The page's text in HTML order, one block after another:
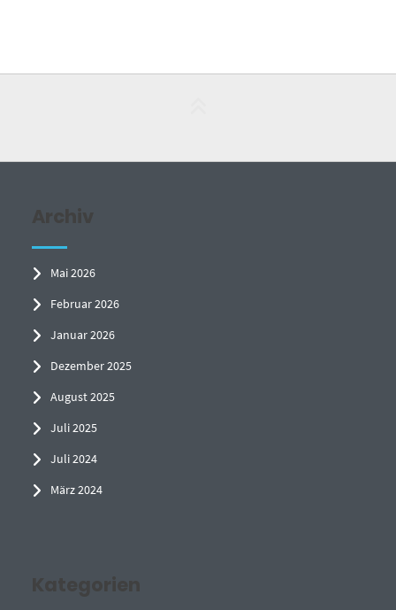
Archiv
Mai 2026
Februar 2026
Januar 2026
Dezember 2025
August 2025
Juli 2025
Juli 2024
März 2024
Kategorien